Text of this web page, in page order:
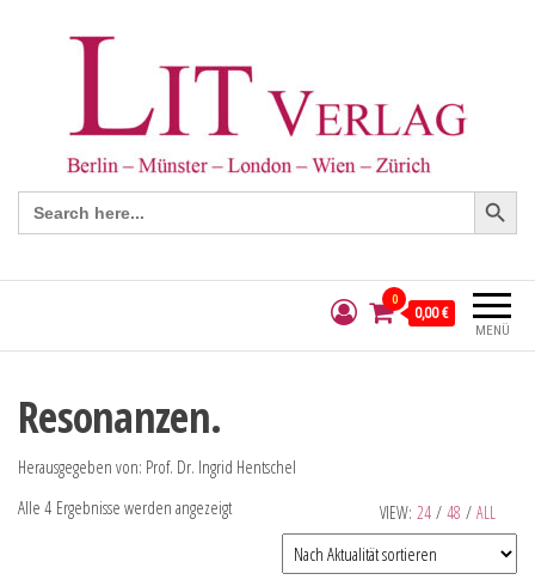
Search
for:
Search Button
MENÜ
0
0,00 €
Resonanzen.
Herausgegeben von: Prof. Dr. Ingrid Hentschel
VIEW: 24 / 48 / ALL
Alle 4 Ergebnisse werden angezeigt